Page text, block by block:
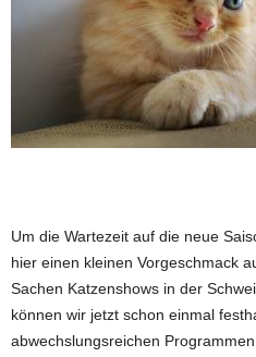
Um die Wartezeit auf die neue
hier einen kleinen Vorgeschmack
Sachen Katzenshows in der
können wir jetzt schon einmal
abwechslungsreichen